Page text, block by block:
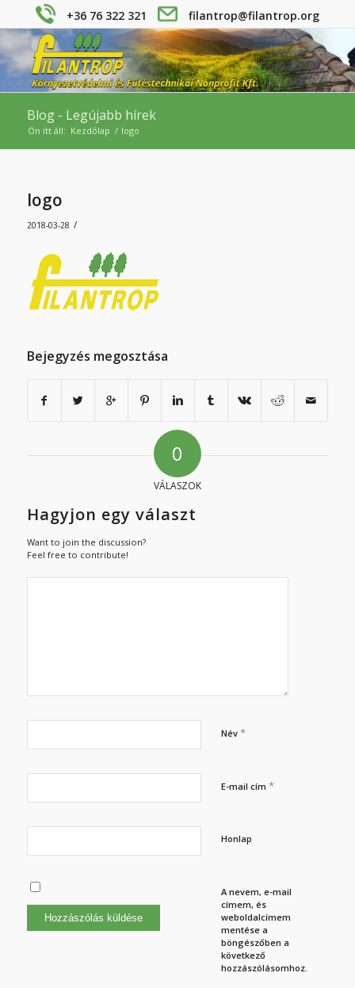
+36 76 322 321 filantrop@filantrop.org
Blog - Legújabb hírek
Ön itt áll: Kezdőlap / logo
logo
2018-03-28 /
Bejegyzés megosztása
0
VÁLASZOK
Hagyjon egy választ
Want to join the discussion?
Feel free to contribute!
Név *
E-mail cím *
Honlap
A nevem, e-mail
címem, és
weboldalcímem
mentése a
böngészőben a
következő
hozzászólásomhoz.